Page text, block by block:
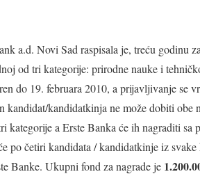
a.d. Novi Sad raspisala je, treću godinu
od tri kategorije: prirodne nauke i
do 19. februara 2010, a prijavljivanje se
kandidat/kandidatkinja ne može dobiti
kategorije a Erste Banka će ih nagraditi sa
po četiri kandidata / kandidatkinje iz
Banke. Ukupni fond za nagrade je